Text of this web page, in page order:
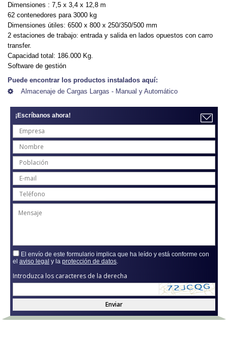
Dimensiones : 7,5 x 3,4 x 12,8 m
62 contenedores para 3000 kg
Dimensiones útiles: 6500 x 800 x 250/350/500 mm
2 estaciones de trabajo: entrada y salida en lados opuestos con carro
transfer.
Capacidad total: 186.000 Kg.
Software de gestión
Puede encontrar los productos instalados aquí:
Almacenaje de Cargas Largas - Manual y Automático
¡Escríbanos ahora!
El envío de este formulario implica que ha leído y está conforme con
el aviso legal y la protección de datos
Introduzca los caracteres de la derecha
Enviar